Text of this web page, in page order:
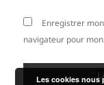
Enregistrer
navigateur pour
Les cookies nous